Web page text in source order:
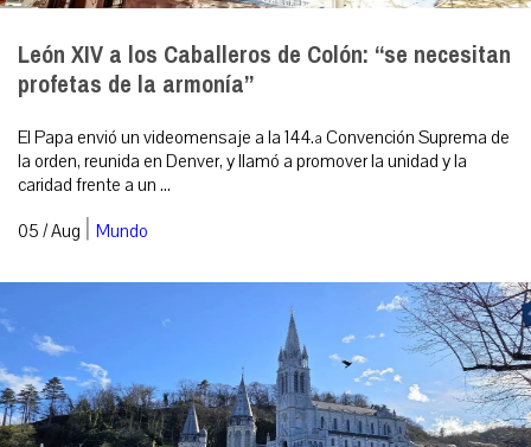
León XIV a los Caballeros de Colón: “se necesitan
profetas de la armonía”
El Papa envió un videomensaje a la 144.ª Convención Suprema de
la orden, reunida en Denver, y llamó a promover la unidad y la
caridad frente a un ...
05 / Aug | Mundo